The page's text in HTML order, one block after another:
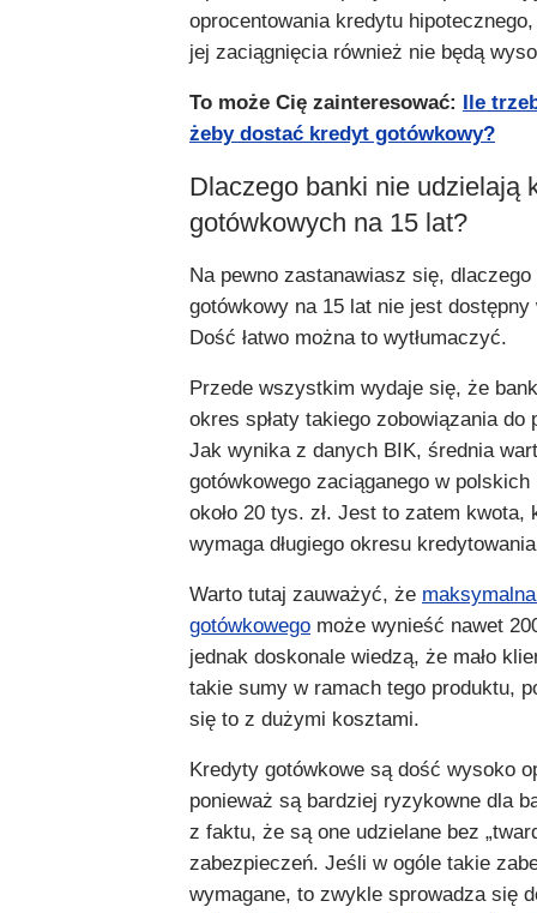
oprocentowania kredytu
jej zaciągnięcia również nie będą
To może Cię zainteresować: Ile
żeby dostać kredyt gotówkowy?
Dlaczego banki nie udzielają
gotówkowych na 15 lat?
Na pewno zastanawiasz się,
gotówkowy na 15 lat nie jest dostępny
Dość łatwo można to wytłumaczyć.
Przede wszystkim wydaje się, że
okres spłaty takiego zobowiązania do
Jak wynika z danych BIK, średnia
gotówkowego zaciąganego w
około 20 tys. zł. Jest to zatem kwota,
wymaga długiego okresu
Warto tutaj zauważyć, że
gotówkowego może wynieść nawet
jednak doskonale wiedzą, że mało
takie sumy w ramach tego produktu,
się to z dużymi kosztami.
Kredyty gotówkowe są dość wysoko
ponieważ są bardziej ryzykowne dla
z faktu, że są one udzielane bez
zabezpieczeń. Jeśli w ogóle takie
wymagane, to zwykle sprowadza się